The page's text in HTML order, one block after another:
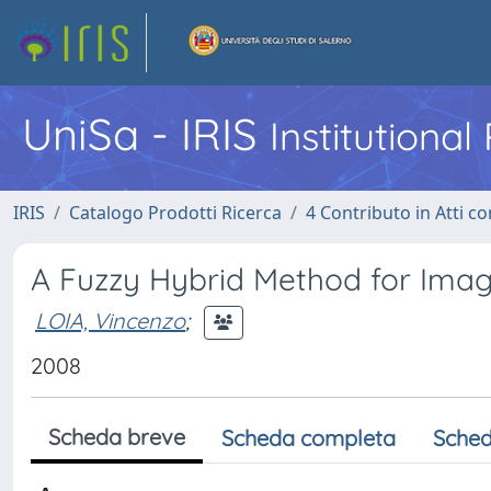
UniSa - IRIS Institutional
IRIS Catalogo Prodotti Ricerca 4 Contributo in Atti
A Fuzzy Hybrid Method for
LOIA, Vincenzo;
2008
Scheda breve Scheda completa